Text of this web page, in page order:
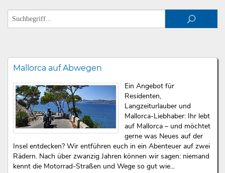
Mallorca auf Abwegen
Ein Angebot für
Residenten,
Langzeiturlauber und
Mallorca-Liebhaber: Ihr lebt
auf Mallorca – und möchtet
gerne was Neues auf der
Insel entdecken? Wir entführen euch in ein Abenteuer auf zwei
Rädern. Nach über zwanzig Jahren können wir sagen: niemand
kennt die Motorrad-Straßen und Wege so gut wie...